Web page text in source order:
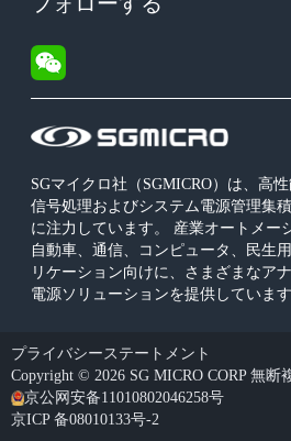
SGマイクロ社（SGMICRO）は、高
信号処理およびシステム電源管理集
に注力しています。 産業オートメー
自動車、通信、コンピュータ、民生
リケーション向けに、さまざまなア
電源ソリューションを提供しています
プライバシーステートメント
Copyright © 2026 SG MICRO CORP 無断
京公网安备11010802046258号
京ICP 备08010133号-2